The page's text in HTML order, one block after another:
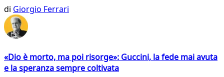
di Giorgio Ferrari
«Dio è morto, ma poi risorge»: Guccini, la fede mai avuta
e la speranza sempre coltivata